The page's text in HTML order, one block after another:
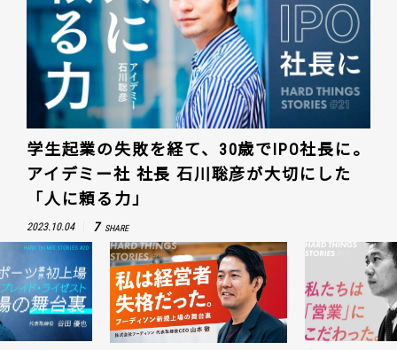
学生起業の失敗を経て、30歳でIPO社長に。
アイデミー社 社長 石川聡彦が大切にした
「人に頼る力」
2023.10.04 7 SHARE